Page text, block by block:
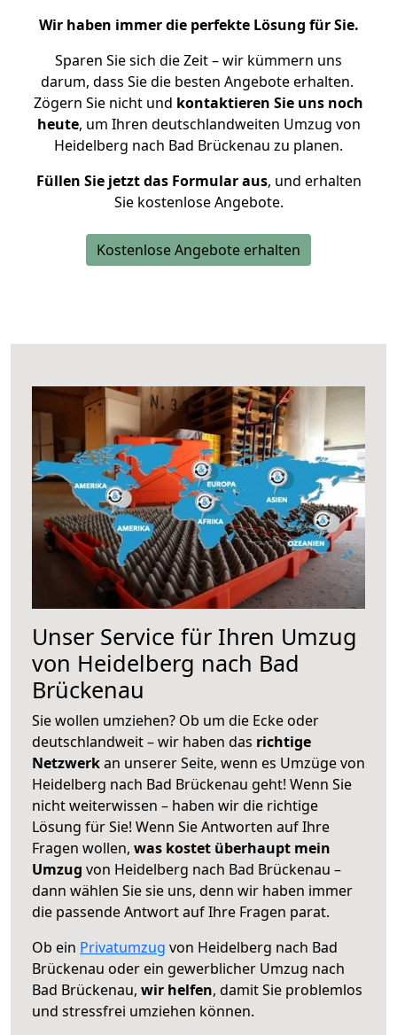
Wir haben immer die perfekte Lösung für Sie.
Sparen Sie sich die Zeit – wir kümmern uns
darum, dass Sie die besten Angebote erhalten.
Zögern Sie nicht und kontaktieren Sie uns noch
heute, um Ihren deutschlandweiten Umzug von
Heidelberg nach Bad Brückenau zu planen.
Füllen Sie jetzt das Formular aus, und erhalten
Sie kostenlose Angebote.
Kostenlose Angebote erhalten
Unser Service für Ihren Umzug
von Heidelberg nach Bad
Brückenau
Sie wollen umziehen? Ob um die Ecke oder
deutschlandweit – wir haben das richtige
Netzwerkan unserer Seite, wenn es Umzüge von
Heidelberg nach Bad Brückenau geht! Wenn Sie
nicht weiterwissen – haben wir die richtige
Lösung für Sie! Wenn Sie Antworten auf Ihre
Fragen wollen, was kostet überhaupt mein
Umzug von Heidelberg nach Bad Brückenau –
dann wählen Sie sie uns, denn wir haben immer
die passende Antwort auf Ihre Fragen parat.
Ob ein Privatumzug von Heidelberg nach Bad
Brückenau oder ein gewerblicher Umzug nach
Bad Brückenau, wir helfen, damit Sie problemlos
und stressfrei umziehen können.